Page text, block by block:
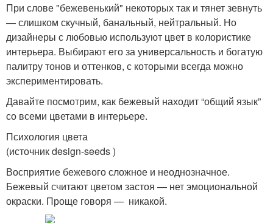
При слове "бежевенький" некоторых так и тянет зевнуть
— слишком скучный, банальный, нейтральный. Но
дизайнеры с любовью используют цвет в колористике
интерьера. Выбирают его за универсальность и богатую
палитру тонов и оттенков, с которыми всегда можно
экспериментировать.
Давайте посмотрим, как бежевый находит “общий язык”
со всеми цветами в интерьере.
Психология цвета
(источник design-seeds )
Восприятие бежевого сложное и неоднозначное.
Бежевый считают цветом застоя — нет эмоциональной
окраски. Проще говоря — никакой.